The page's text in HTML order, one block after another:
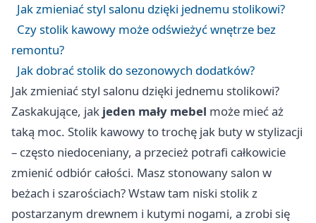
Jak zmieniać styl salonu dzięki jednemu stolikowi?
Czy stolik kawowy może odświeżyć wnętrze bez
remontu?
Jak dobrać stolik do sezonowych dodatków?
Jak zmieniać styl salonu dzięki jednemu stolikowi?
Zaskakujące, jak jeden mały mebel może mieć aż
taką moc. Stolik kawowy to trochę jak buty w stylizacji
– często niedoceniany, a przecież potrafi całkowicie
zmienić odbiór całości. Masz stonowany salon w
beżach i szarościach? Wstaw tam niski stolik z
postarzanym drewnem i kutymi nogami, a zrobi się